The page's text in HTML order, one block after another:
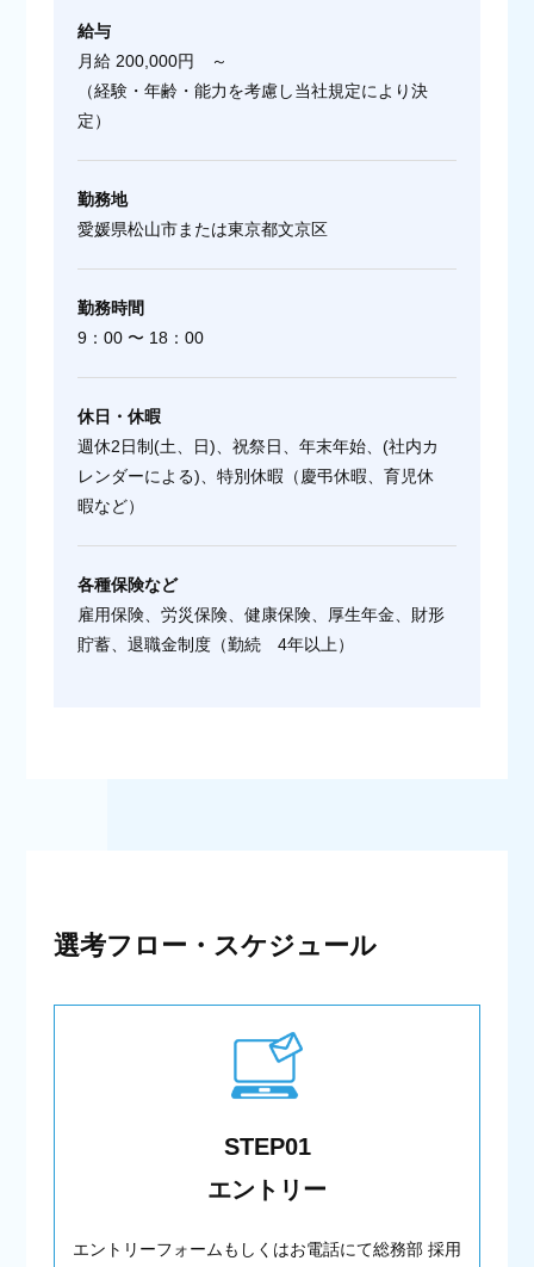
給与
月給 200,000円 ～
（経験・年齢・能力を考慮し当社規定により決
定）
勤務地
愛媛県松山市または東京都文京区
勤務時間
9：00 〜 18：00
休日・休暇
週休2日制(土、日)、祝祭日、年末年始、(社内カ
レンダーによる)、特別休暇（慶弔休暇、育児休
暇など）
各種保険など
雇用保険、労災保険、健康保険、厚生年金、財形
貯蓄、退職金制度（勤続 4年以上）
選考フロー・スケジュール
STEP01
エントリー
エントリーフォームもしくはお電話にて総務部 採用